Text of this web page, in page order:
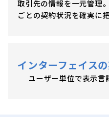
取引先の情報を一元管理
ごとの契約状況を確実に
インターフェイス
ユーザー単位で表示